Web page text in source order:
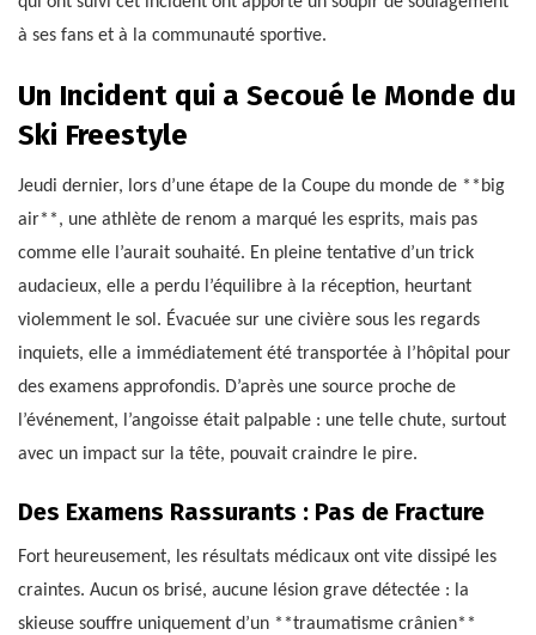
à ses fans et à la communauté sportive.
Un Incident qui a Secoué le Monde du
Ski Freestyle
Jeudi dernier, lors d’une étape de la Coupe du monde de **big
air**, une athlète de renom a marqué les esprits, mais pas
comme elle l’aurait souhaité. En pleine tentative d’un trick
audacieux, elle a perdu l’équilibre à la réception, heurtant
violemment le sol. Évacuée sur une civière sous les regards
inquiets, elle a immédiatement été transportée à l’hôpital pour
des examens approfondis. D’après une source proche de
l’événement, l’angoisse était palpable : une telle chute, surtout
avec un impact sur la tête, pouvait craindre le pire.
Des Examens Rassurants : Pas de Fracture
Fort heureusement, les résultats médicaux ont vite dissipé les
craintes. Aucun os brisé, aucune lésion grave détectée : la
skieuse souffre uniquement d’un **traumatisme crânien**